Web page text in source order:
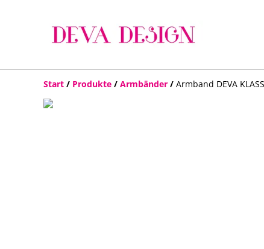
Start / Produkte / Armbänder / Armband DEVA